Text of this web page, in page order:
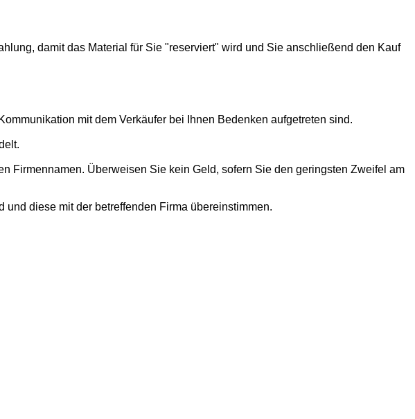
damit das Material für Sie "reserviert" wird und Sie anschließend den Kauf
mit dem Verkäufer bei Ihnen Bedenken aufgetreten sind.
Firmennamen. Überweisen Sie kein Geld, sofern Sie den geringsten Zweifel am
diese mit der betreffenden Firma übereinstimmen.